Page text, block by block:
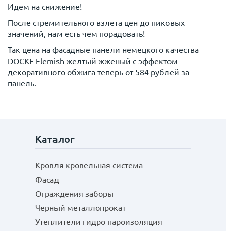
Идем на снижение!
После стремительного взлета цен до пиковых
значений, нам есть чем порадовать!
Так цена на фасадные панели немецкого качества
DOCKE Flemish желтый жженый с эффектом
декоративного обжига теперь от 584 рублей за
панель.
Каталог
Кровля кровельная система
Фасад
Ограждения заборы
Черный металлопрокат
Утеплители гидро пароизоляция